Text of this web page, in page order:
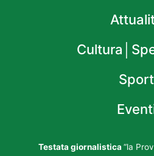
Sport
Testata giornalistica “la